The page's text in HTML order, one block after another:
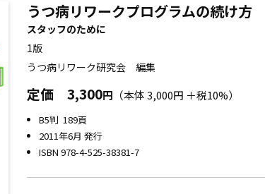
うつ病リワークプログラムの続け方
スタッフのために
1版
うつ病リワーク研究会 編集
定価 3,300円 （本体 3,000円 ＋税10%）
B5判 189頁
2011年6月 発行
ISBN 978-4-525-38381-7